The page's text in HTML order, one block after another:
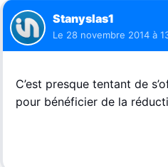
Stanyslas1
Le 28 novembre 2014 à
C’est presque tentant de
pour bénéficier de la